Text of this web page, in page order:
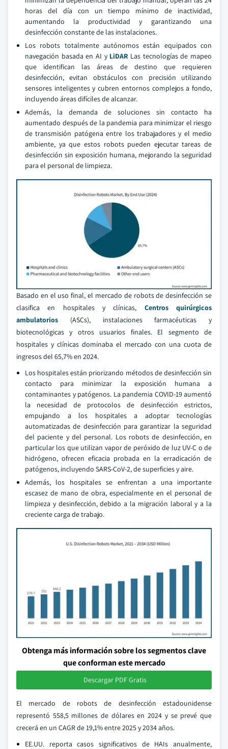
horas del día con un tiempo mínimo de inactividad,
aumentando la productividad y garantizando una
desinfección constante de las instalaciones.
Los robots totalmente autónomos están equipados con
navegación basada en AI y LiDAR Las tecnologías de mapeo
que identifican las áreas de destino que requieren
desinfección, evitan obstáculos con precisión utilizando
sensores inteligentes y cubren entornos complejos a fondo,
incluyendo áreas difíciles de alcanzar.
Además, la demanda de soluciones sin contacto ha
aumentado después de la pandemia para minimizar el riesgo
de transmisión patógena entre los trabajadores y el medio
ambiente, ya que estos robots pueden ejecutar tareas de
desinfección sin exposición humana, mejorando la seguridad
para el personal de limpieza.
Basado en el uso final, el mercado de robots de desinfección se
clasifica en hospitales y clínicas, Centros quirúrgicos
ambulatorios (ASCs), instalaciones farmacéuticas y
biotecnológicas y otros usuarios finales. El segmento de
hospitales y clínicas dominaba el mercado con una cuota de
ingresos del 65,7% en 2024.
Los hospitales están priorizando métodos de desinfección sin
contacto para minimizar la exposición humana a
contaminantes y patógenos. La pandemia COVID-19 aumentó
la necesidad de protocolos de desinfección estrictos,
empujando a los hospitales a adoptar tecnologías
automatizadas de desinfección para garantizar la seguridad
del paciente y del personal. Los robots de desinfección, en
particular los que utilizan vapor de peróxido de luz UV-C o de
hidrógeno, ofrecen eficacia probada en la erradicación de
patógenos, incluyendo SARS-CoV-2, de superficies y aire.
Además, los hospitales se enfrentan a una importante
escasez de mano de obra, especialmente en el personal de
limpieza y desinfección, debido a la migración laboral y a la
creciente carga de trabajo.
Obtenga más información sobre los segmentos clave
que conforman este mercado
Descargar PDF Gratis
El mercado de robots de desinfección estadounidense
representó 558,5 millones de dólares en 2024 y se prevé que
crecerá en un CAGR de 19,1% entre 2025 y 2034 años.
EE.UU. reporta casos significativos de HAIs anualmente,